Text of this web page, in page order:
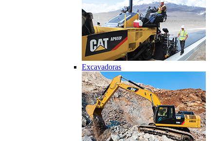
Excavadoras